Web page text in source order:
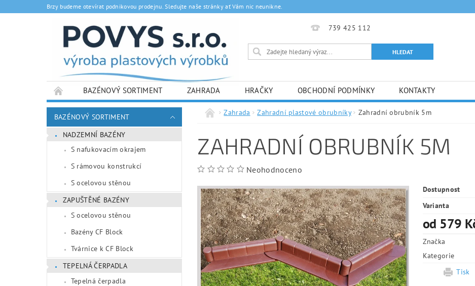
Brzy budeme otevírat podnikovou prodejnu. Sledujte naše stránky ať Vám nic neunikne.
739 425 112
BAZÉNOVÝ SORTIMENT ZAHRADA HRAČKY OBCHODNÍ PODMÍNKY KONTAKTY
BAZÉNOVÝ SORTIMENT
NADZEMNÍ BAZÉNY
S nafukovacím okrajem
S rámovou konstrukcí
S ocelovou stěnou
ZAPUŠTĚNÉ BAZÉNY
S ocelovou stěnou
Bazény CF Block
Tvárnice k CF Block
TEPELNÁ ČERPADLA
Tepelná čerpadla
Zahrada Zahradní plastové obrubníky Zahradní obrubník 5m
ZAHRADNÍ OBRUBNÍK 5M
Neohodnoceno
Dostupnost
Varianta
od 579
Značka
Kategorie
Tisk